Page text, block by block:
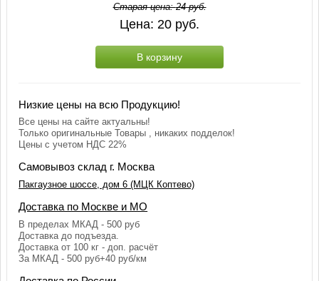
Старая цена:24руб.
Цена: 20 руб.
В корзину
Низкие цены на всю Продукцию!
Все цены на сайте актуальны!
Только оригинальные Товары , никаких подделок!
Цены с учетом НДС 22%
Самовывоз склад г. Москва
Пакгаузное шоссе, дом 6 (МЦК Коптево)
Доставка по Москве и МО
В пределах МКАД - 500 руб
Доставка до подъезда.
Доставка от 100 кг - доп. расчёт
За МКАД - 500 руб+40 руб/км